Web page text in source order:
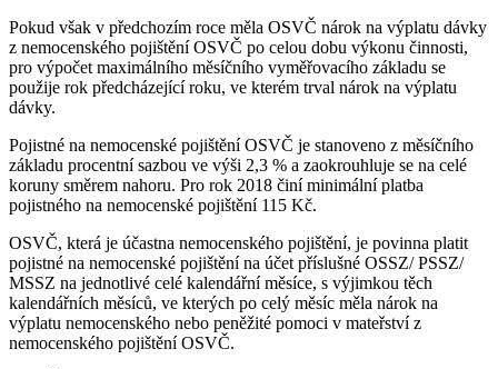
Pokud však v předchozím roce měla OSVČ nárok na výplatu dávky
z nemocenského pojištění OSVČ po celou dobu výkonu činnosti,
pro výpočet maximálního měsíčního vyměřovacího základu se
použije rok předcházející roku, ve kterém trval nárok na výplatu
dávky.
Pojistné na nemocenské pojištění OSVČ je stanoveno z měsíčního
základu procentní sazbou ve výši 2,3 % a zaokrouhluje se na celé
koruny směrem nahoru. Pro rok 2018 činí minimální platba
pojistného na nemocenské pojištění 115 Kč.
OSVČ, která je účastna nemocenského pojištění, je povinna platit
pojistné na nemocenské pojištění na účet příslušné OSSZ/ PSSZ/
MSSZ na jednotlivé celé kalendářní měsíce, s výjimkou těch
kalendářních měsíců, ve kterých po celý měsíc měla nárok na
výplatu nemocenského nebo peněžité pomoci v mateřství z
nemocenského pojištění OSVČ.